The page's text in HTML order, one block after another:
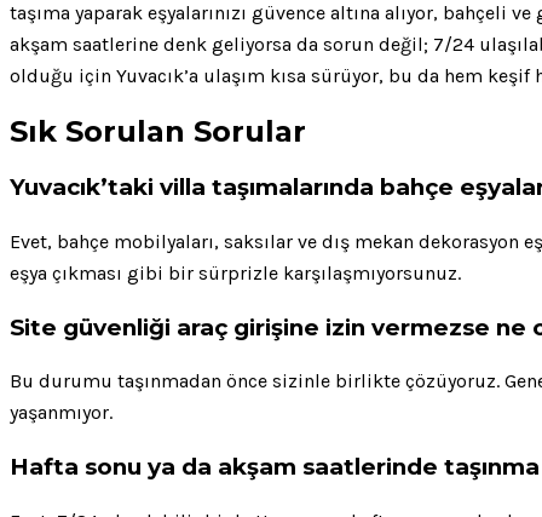
taşıma yaparak eşyalarınızı güvence altına alıyor,
akşam saatlerine denk geliyorsa da sorun değil; 7/24
olduğu için Yuvacık’a ulaşım kısa sürüyor, bu da hem keşif
Sık Sorulan Sorular
Yuvacık’taki villa taşımalarında bahçe
Evet, bahçe mobilyaları, saksılar ve dış mekan dekorasyon
eşya çıkması gibi bir sürprizle karşılaşmıyorsunuz.
Site güvenliği araç girişine izin vermezse ne
Bu durumu taşınmadan önce sizinle birlikte çözüyoruz.
yaşanmıyor.
Hafta sonu ya da akşam saatlerinde